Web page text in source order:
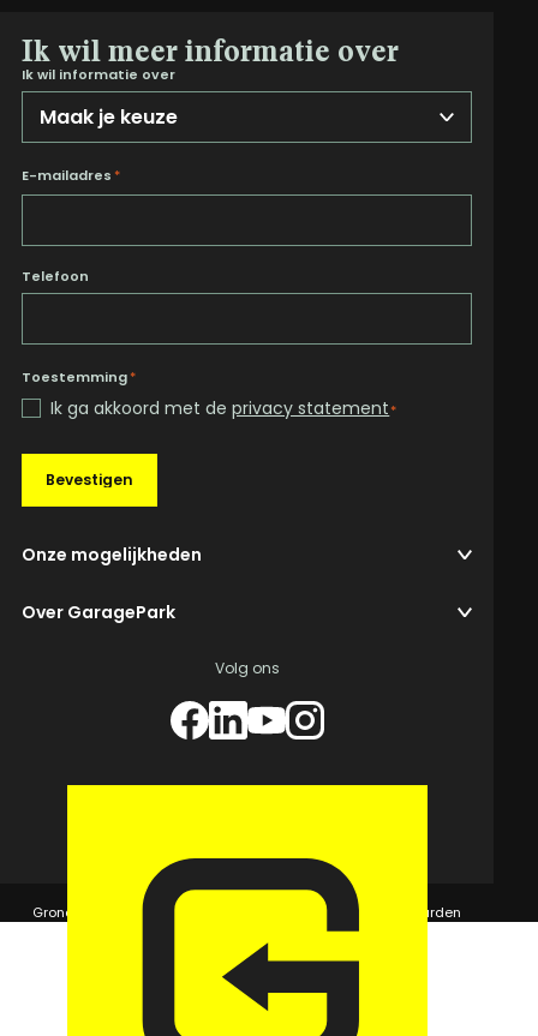
Ik wil meer informatie over
Ik wil informatie over
E-mailadres *
Telefoon
Toestemming*
Ik ga akkoord met deprivacy statement*
Bevestigen
Onze mogelijkheden
Over GaragePark
Volg ons
© 2026 GaragePark.
Grondposities
365Beheer & GaragePark Algemene voorwaarden